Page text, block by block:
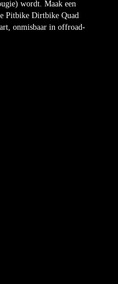
wordt. Maak een
Pitbike Dirtbike Quad
onmisbaar in offroad-